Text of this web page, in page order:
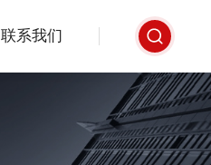
联系我们